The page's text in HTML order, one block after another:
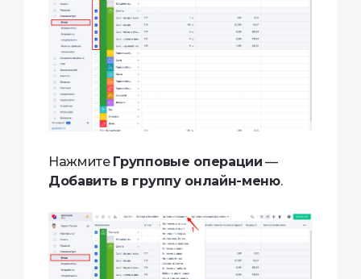
Нажмите Групповые операции —
Добавить в группу онлайн-меню.